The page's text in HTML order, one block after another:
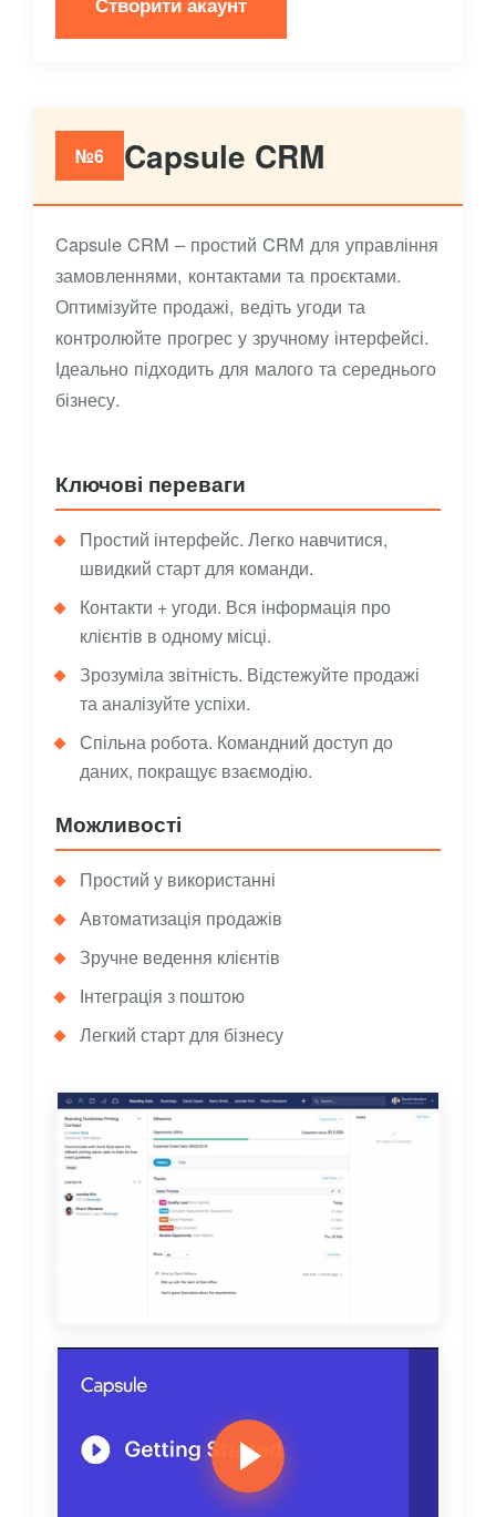
№6 Capsule CRM
Capsule CRM – простий CRM для управління
замовленнями, контактами та проєктами.
Оптимізуйте продажі, ведіть угоди та
контролюйте прогрес у зручному інтерфейсі.
Ідеально підходить для малого та середнього
бізнесу.
Ключові переваги
Простий інтерфейс. Легко навчитися,
швидкий старт для команди.
Контакти + угоди. Вся інформація про
клієнтів в одному місці.
Зрозуміла звітність. Відстежуйте продажі
та аналізуйте успіхи.
Спільна робота. Командний доступ до
даних, покращує взаємодію.
Можливості
Простий у використанні
Автоматизація продажів
Зручне ведення клієнтів
Інтеграція з поштою
Легкий старт для бізнесу